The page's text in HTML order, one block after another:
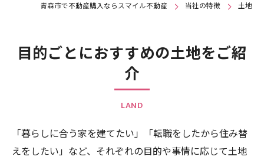
青森市で不動産購入ならスマイル不動産 当社の特徴 土地
目的ごとにおすすめの土地をご紹
介
LAND
「暮らしに合う家を建てたい」「転職をしたから住み替
えをしたい」など、それぞれの目的や事情に応じて土地